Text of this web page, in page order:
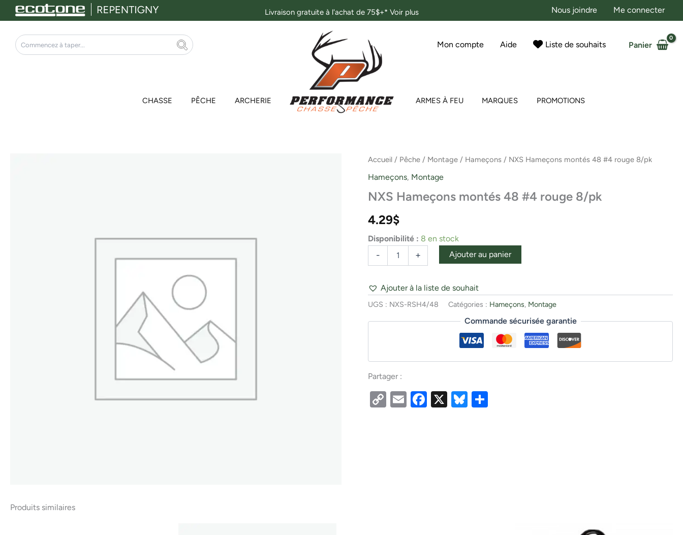
Aller
au
contenu
Livraison gratuite à l'achat de 75$+* Voir plus Nous joindre Me connecter
Rechercher
Mon compte Aide Liste de souhaits Panier
CHASSE PÊCHE ARCHERIE ARMES À FEU MARQUES PROMOTIONS
Accueil / Pêche / Montage / Hameçons / NXS Hameçons montés 48 #4 rouge 8/pk
Hameçons, Montage
NXS Hameçons montés 48 #4 rouge 8/pk
4.29$
Disponibilité : 8 en stock
-
quantité
NXS
montés
#4
8/pk
+ Ajouter au panier
Ajouter à la liste de souhait
UGS : NXS-RSH4/48 Catégories : Hameçons, Montage
Commande sécurisée garantie
Partager :
CopyEmailFacebook
X Bluesky
Produits similaires